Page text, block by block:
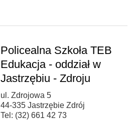
Policealna Szkoła TEB
Edukacja - oddział w
Jastrzębiu - Zdroju
ul. Zdrojowa 5
44-335 Jastrzębie Zdrój
Tel: (32) 661 42 73